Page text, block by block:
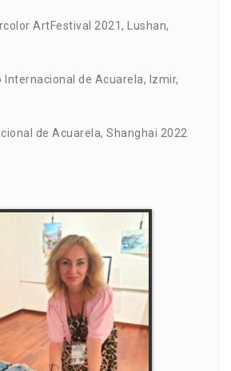
ArtFestival 2021, Lushan,
Internacional de Acuarela, Izmir,
de Acuarela, Shanghai 2022